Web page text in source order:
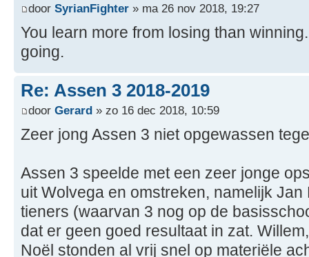
door SyrianFighter » ma 26 nov 2018, 19:27
You learn more from losing than
going.
Re: Assen 3 2018-2019
door Gerard » zo 16 dec 2018, 10:59
Zeer jong Assen 3 niet opgewassen
Assen 3 speelde met een zeer jonge
uit Wolvega en omstreken, namelijk
tieners (waarvan 3 nog op de
dat er geen goed resultaat in zat.
Noël stonden al vrij snel op materiële